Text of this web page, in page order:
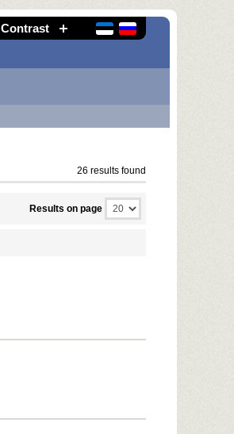
Contrast
26 results found
Results on page